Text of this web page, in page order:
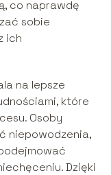
co naprawdę
sobie
ich
na lepsze
które
Osoby
niepowodzenia,
Dzięki